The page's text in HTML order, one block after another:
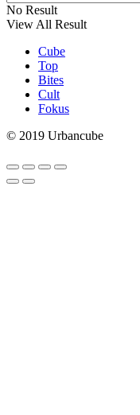
No Result
View All Result
Cube
Top
Bites
Cult
Fokus
© 2019 Urbancube